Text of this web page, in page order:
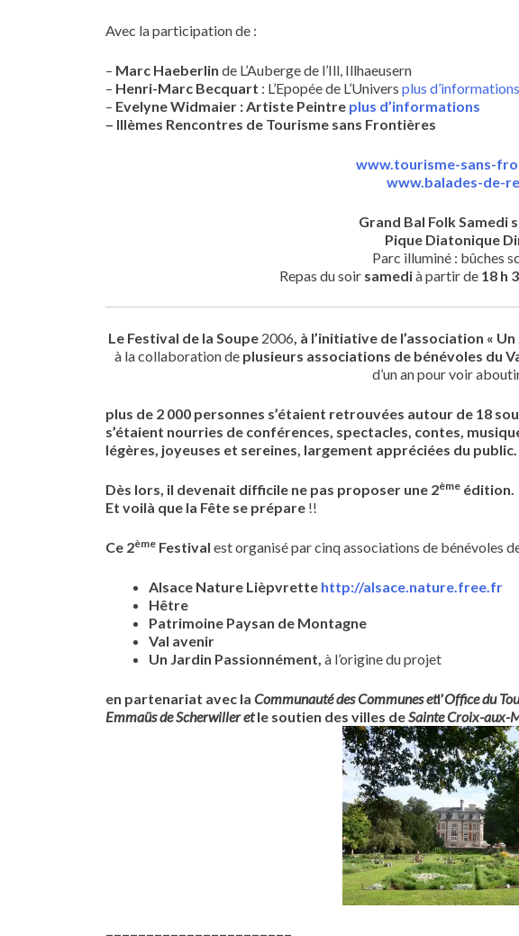
Avec la participation de :
– Marc Haeberlin de L’Auberge de l’Ill, Illhaeusern
– Henri-Marc Becquart : L’Epopée de L’Univers plus d’informations
– Evelyne Widmaier : Artiste Peintre plus d’informations
– IIIèmes Rencontres de Tourisme sans Frontières
www.tourisme-sans-
www.balades-de-
Grand Bal Folk Samedi
Pique Diatonique
Parc illuminé : bûches
Repas du soir samedià partir de 18 h
Le Festival de la Soupe 2006, à l’initiative de l’association «
à la collaboration de plusieurs associations de bénévoles du
d’un an pour voir
plus de 2 000 personnes s’étaient retrouvées autour de 18
s’étaient nourries de conférences, spectacles, contes,
légères, joyeuses et sereines, largement appréciées du public.
Dès lors, il devenait difficile ne pas proposer une 2ème édition.
Et voilà que la Fête se prépare !!
Ce 2ème Festival est organisé par cinq associations de bénévoles
Alsace Nature Lièpvrette http://alsace.nature.free.fr
Hêtre
Patrimoine Paysan de Montagne
Val avenir
Un Jardin Passionnément, à l’origine du projet
en partenariat avec la Communauté des Communes etl’Office du
Emmaüs de Scherwiller etle soutien des villes deSainte Croix-aux-